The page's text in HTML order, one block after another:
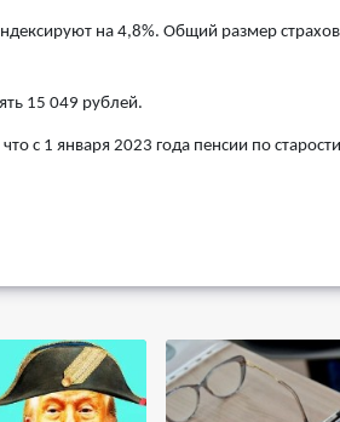
на 4,8%. Общий размер
15 049 рублей.
с 1 января 2023 года пенсии по